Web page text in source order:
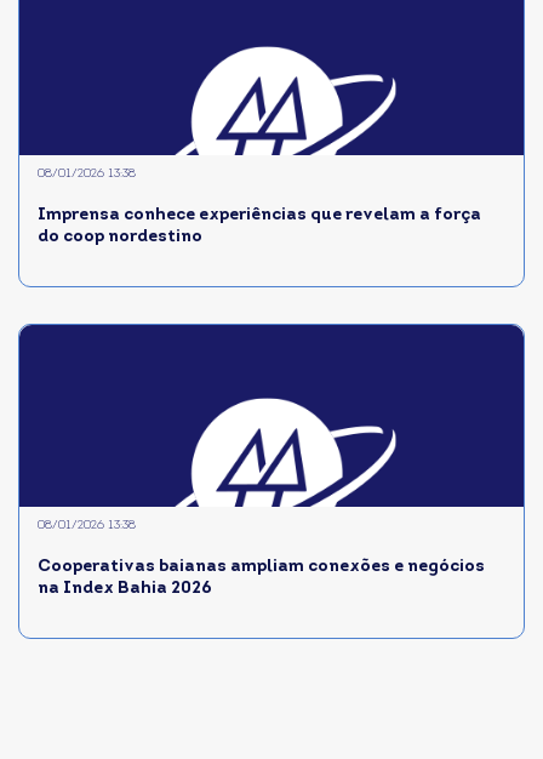
Imprensa conhece experiências que revelam a força
do coop nordestino
08/01/2026 13:38
Cooperativas baianas ampliam conexões e negócios
na Index Bahia 2026
08/01/2026 13:38